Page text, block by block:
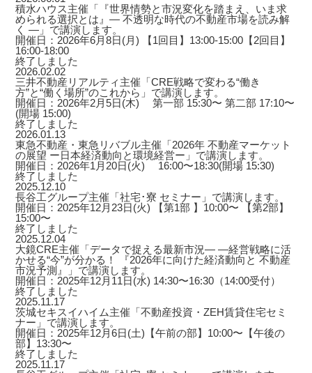
積水ハウス主催「『世界情勢と市況変化を踏まえ、いま求
められる選択とは』― 不透明な時代の不動産市場を読み解
く ―」で講演します。
開催日：2026年6月8日(月) 【1回目】13:00-15:00【2回目】
16:00-18:00
終了しました
2026.02.02
三井不動産リアルティ主催「CRE戦略で変わる“働き
方”と“働く場所”のこれから」で講演します。
開催日：2026年2月5日(木) 第一部 15:30〜 第二部 17:10〜
(開場 15:00)
終了しました
2026.01.13
東急不動産・東急リバブル主催「2026年 不動産マーケット
の展望 ー日本経済動向と環境経営ー」で講演します。
開催日：2026年1月20日(火) 16:00〜18:30(開場 15:30)
終了しました
2025.12.10
長谷工グループ主催「社宅･寮 セミナー」で講演します。
開催日：2025年12月23日(火) 【第1部 】10:00〜 【第2部】
15:00〜
終了しました
2025.12.04
大鏡CRE主催「データで捉える最新市況― ―経営戦略に活
かせる“今”が分かる！ 『2026年に向けた経済動向と 不動産
市況予測』」で講演します。
開催日：2025年12月11日(水) 14:30〜16:30（14:00受付）
終了しました
2025.11.17
茨城セキスイハイム主催「不動産投資・ZEH賃貸住宅セミ
ナー」で講演します。
開催日：2025年12月6日(土)【午前の部】10:00〜【午後の
部】13:30〜
終了しました
2025.11.17